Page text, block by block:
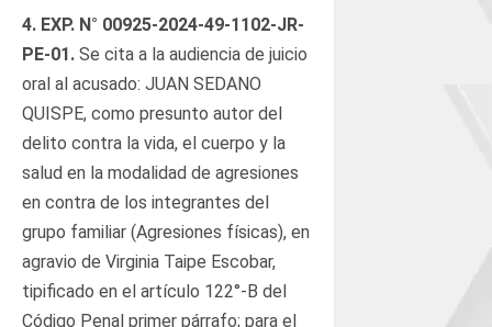
4. EXP. N° 00925-2024-49-1102-JR-
PE-01. Se cita a la audiencia de juicio
oral al acusado: JUAN SEDANO
QUISPE, como presunto autor del
delito contra la vida, el cuerpo y la
salud en la modalidad de agresiones
en contra de los integrantes del
grupo familiar (Agresiones físicas), en
agravio de Virginia Taipe Escobar,
tipificado en el artículo 122°-B del
Código Penal primer párrafo; para el